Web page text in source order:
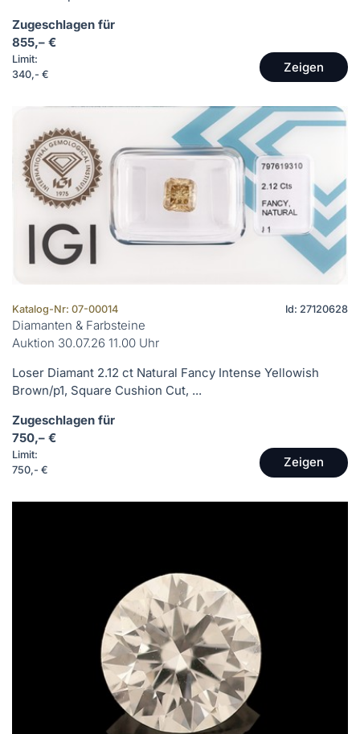
Zugeschlagen für
855,– €
Limit:
340,- €
Zeigen
Katalog-Nr: 07-00014 Id: 27120628
Diamanten & Farbsteine
Auktion 30.07.26 11.00 Uhr
Loser Diamant 2.12 ct Natural Fancy Intense Yellowish
Brown/p1, Square Cushion Cut, ...
Zugeschlagen für
750,– €
Limit:
750,- €
Zeigen